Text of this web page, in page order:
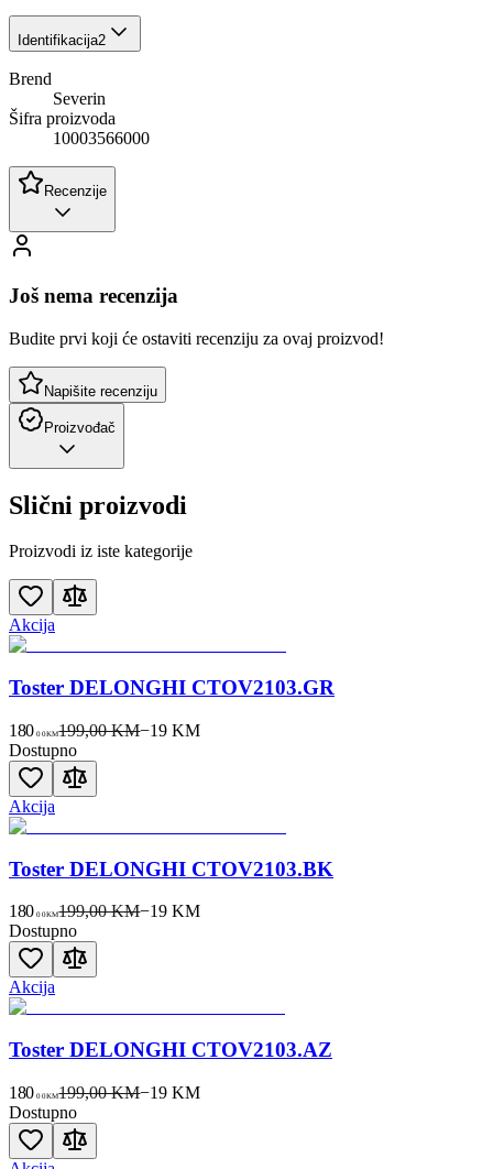
Identifikacija2
Brend
Severin
Šifra proizvoda
10003566000
Recenzije
Još nema recenzija
Budite prvi koji će ostaviti recenziju za ovaj proizvod!
Napišite recenziju
Proizvođač
Slični proizvodi
Proizvodi iz iste kategorije
Akcija
Toster DELONGHI CTOV2103.GR
180 00KM199,00 KM−19 KM
Dostupno
Akcija
Toster DELONGHI CTOV2103.BK
180 00KM199,00 KM−19 KM
Dostupno
Akcija
Toster DELONGHI CTOV2103.AZ
180 00KM199,00 KM−19 KM
Dostupno